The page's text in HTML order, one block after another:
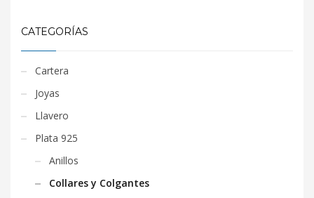
CATEGORÍAS
Cartera
Joyas
Llavero
Plata 925
Anillos
Collares y Colgantes